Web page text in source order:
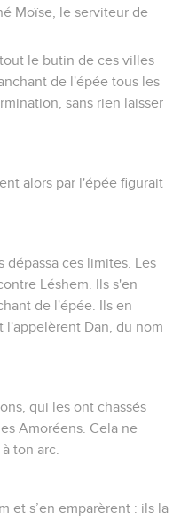
Moïse, le serviteur de
le butin de ces villes
de l'épée tous les
sans rien laisser
alors par l'épée figurait
ces limites. Les
Léshem. Ils s'en
de l'épée. Ils en
l'appelèrent Dan, du nom
qui les ont chassés
Amoréens. Cela ne
ton arc.
et s’en emparèrent : ils la